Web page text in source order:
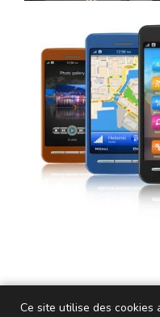
Ce site utilise des cookies